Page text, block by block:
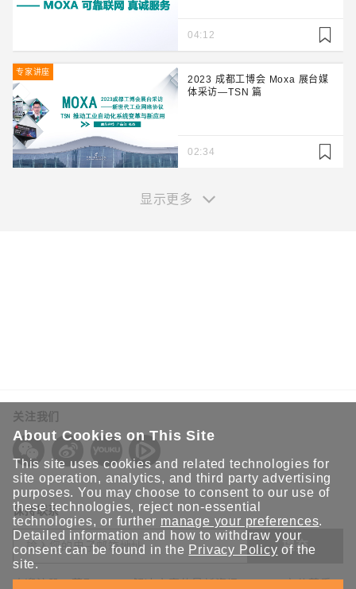
04:12
专家讲座
2023 成都工博会 Moxa 展台媒
体采访—TSN 篇
02:34
显示更多
名*
邮箱*
公司电话*
关注我们
保持联系
提交
欢迎注册，获取 Moxa 解决方案的最新资讯。Moxa 充分尊重
About Cookies on This Site
This site uses cookies and related technologies for
site operation, analytics, and third party advertising
purposes. You may choose to consent to our use of
these technologies, reject non-essential
technologies, or further manage your preferences.
Detailed information and how to withdraw your
consent can be found in the Privacy Policy of the
site.